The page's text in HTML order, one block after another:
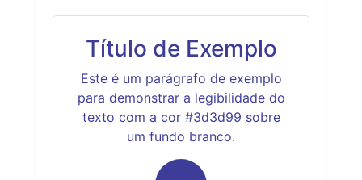
Título de Exemplo
Este é um parágrafo de exemplo
para demonstrar a legibilidade do
texto com a cor #3d3d99 sobre
um fundo branco.